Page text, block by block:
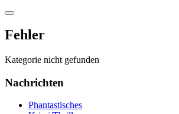
Fehler
Kategorie nicht gefunden
Nachrichten
Phantastisches